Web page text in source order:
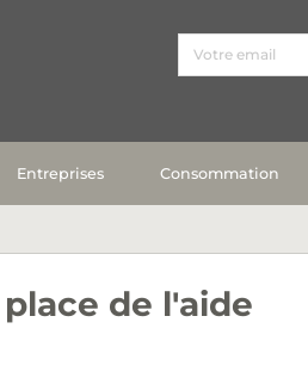
Entreprises Consommation
de l'aide